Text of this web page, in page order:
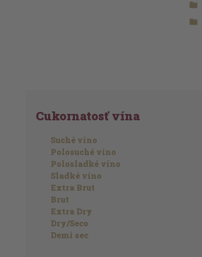
Cukornatosť vína
Suché víno
Polosuché víno
Polosladké víno
Sladké víno
Extra Brut
Brut
Extra Dry
Dry/Seco
Demi sec